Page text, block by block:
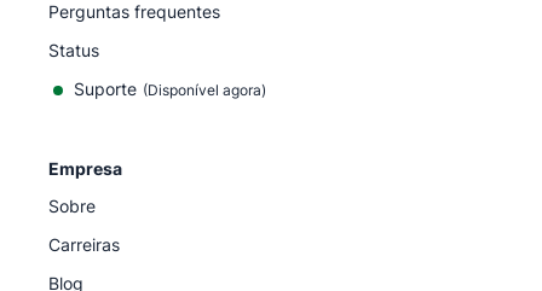
Perguntas frequentes
Status
Suporte (Disponível agora)
Empresa
Sobre
Carreiras
Blog